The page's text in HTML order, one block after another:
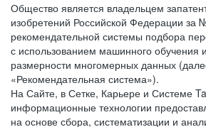
Общество является владельцем
изобретений Российской Федерации за
рекомендательной системы подбора
с использованием машинного обучения
размерности многомерных данных
«Рекомендательная система»).
На Сайте, в Сетке, Карьере и Системе
информационные технологии
на основе сбора, систематизации и